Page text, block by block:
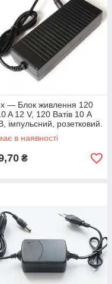
— Блок живлення 120
A 12 V, 120 Ватів 10 А
імпульсний, розетковий.
в наявності
₴